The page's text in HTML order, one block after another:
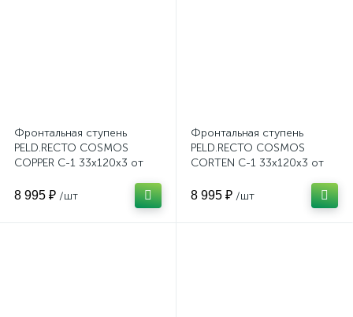
Фронтальная ступень
PELD.RECTO COSMOS
COPPER C-1 33x120x3 от
8 995 ₽ /шт
Фронтальная ступень
PELD.RECTO COSMOS
CORTEN C-1 33x120x3 от
8 995 ₽ /шт